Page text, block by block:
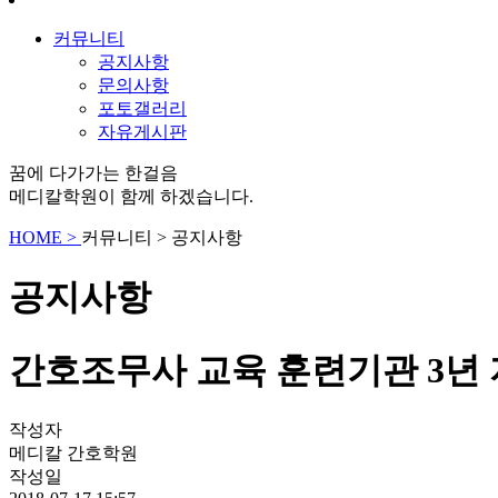
커뮤니티
공지사항
문의사항
포토갤러리
자유게시판
꿈에 다가가는 한걸음
메디칼학원이 함께 하겠습니다.
HOME > 커뮤니티 > 공지사항
공지사항
간호조무사 교육 훈련기관 3년
작성자
메디칼 간호학원
작성일